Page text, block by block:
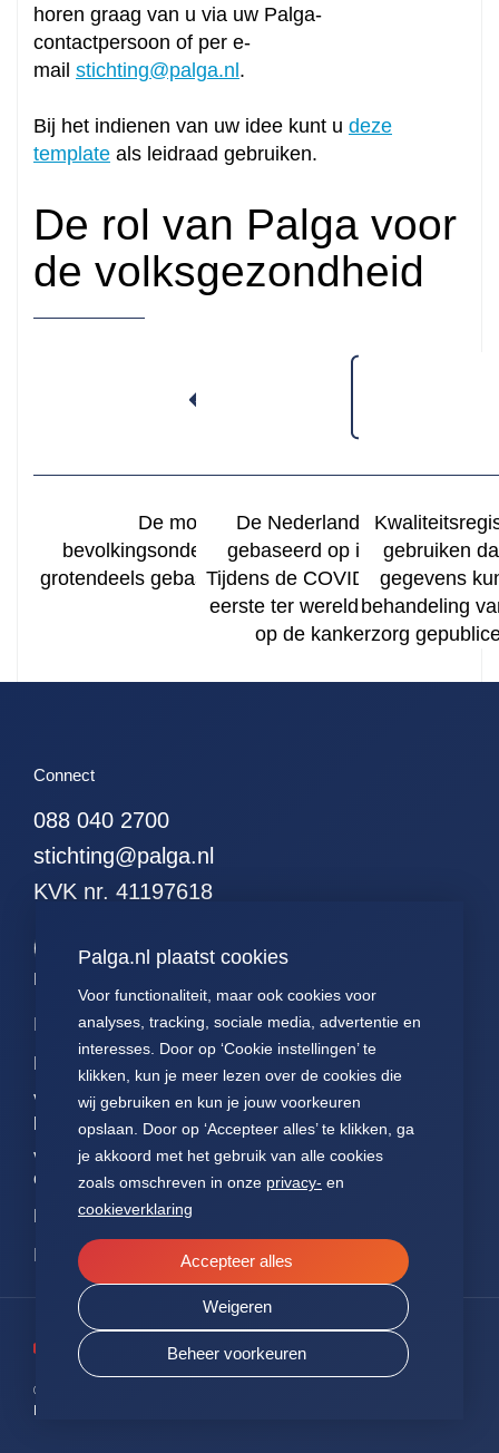
Palga.nl plaatst cookies
Voor functionaliteit, maar ook cookies voor
analyses, tracking, sociale media, advertentie en
interesses. Door op ‘Cookie instellingen’ te
klikken, kun je meer lezen over de cookies die
wij gebruiken en kun je jouw voorkeuren
opslaan. Door op ‘Accepteer alles’ te klikken, ga
je akkoord met het gebruik van alle cookies
zoals omschreven in onze privacy- en
cookieverklaring
Beheer voorkeuren
Weigeren
Accepteer alles
horen graag van u via uw Palga-
contactpersoon of per e-
mail stichting@palga.nl .
Bij het indienen van uw idee kunt u deze
template als leidraad gebruiken.
De rol van Palga voor
de volksgezondheid
De monitoring van de
bevolkingsonderzoeken naar kanker is
grotendeels gebaseerd op informatie vanuit
Palga.
De Nederlandse
gebaseerd op informatie
Tijdens de COVID-19 crisis
eerste ter wereld de effecten
op de kankerzorg
gebruiken
gegevens
behandeling
Connect
088 040 2700
stichting@palga.nl
KVK nr. 41197618
Palga links
Impact
Data
Voor
pathologen
Voor
onderzoekers
NEN7510
ISO27001
Contact
Over ons
FAQ
Nieuws
Presentaties
Voor patiënten
Jaarverslagen
Statuten Palga
© 2026 PALGA.